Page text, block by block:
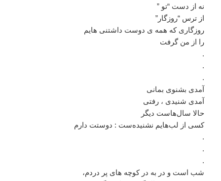
نه از دست “تو ”
از ترس “روزگار”
روزگاری که همه ی دوست داشتنی هایم
را از من گرفت
.
.
.
آمدی بشنوی بمانی
آمدی شنیدی ، رفتی
حالا سال‌هاست دیگر
کسی از لب‌هایم نشنیده‌ست : دوستت دارم
.
.
.
شب است و در به در کوچه های پر دردم،